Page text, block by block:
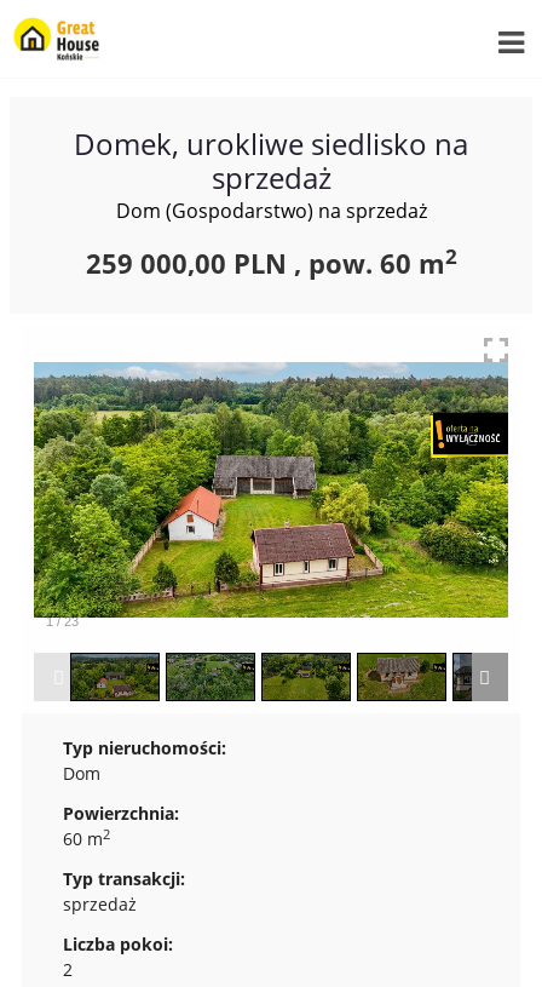
Domek, urokliwe siedlisko na
sprzedaż
Dom (Gospodarstwo) na sprzedaż
259 000,00 PLN , pow. 60 m2
1/23
Typ nieruchomości:
Dom
Powierzchnia:
60 m2
Typ transakcji:
sprzedaż
Liczba pokoi:
2